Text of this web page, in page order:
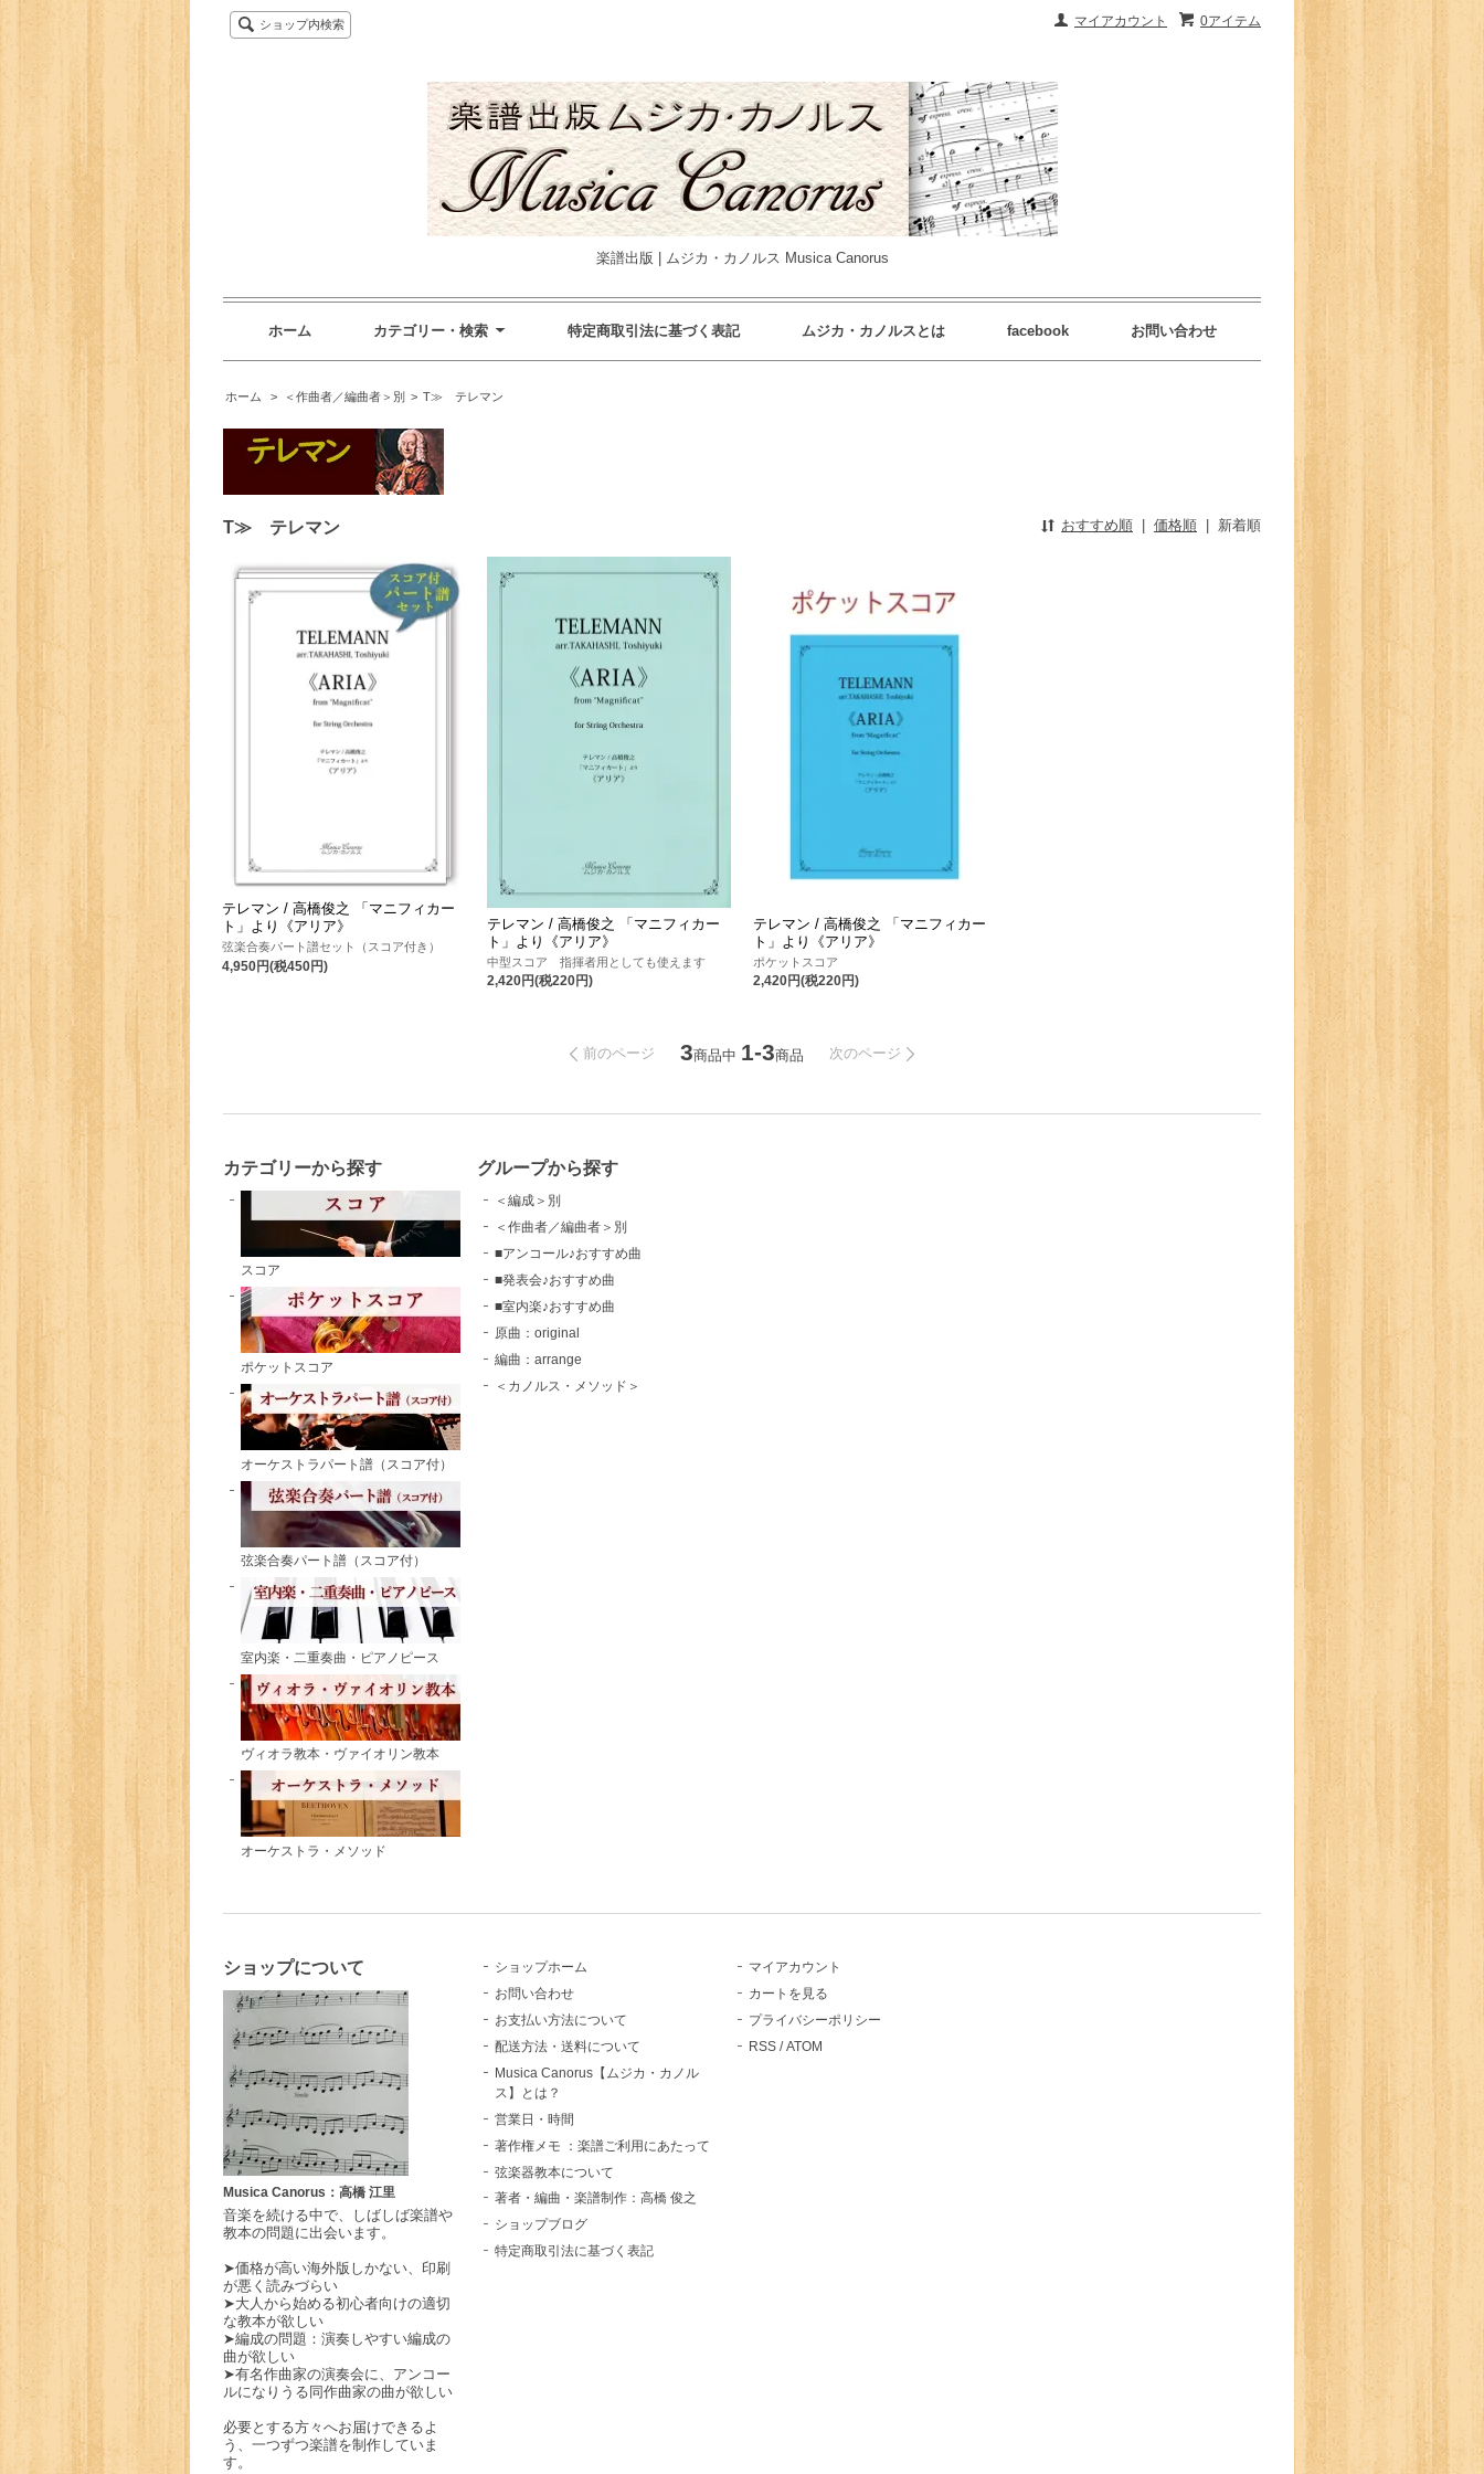
0アイテム
マイアカウント
ショップ内検索
楽譜出版 | ムジカ・カノルス Musica Canorus
ホーム カテゴリー・検索 特定商取引法に基づく表記 ムジカ・カノルスとは facebook お問い合わせ
ホーム > ＜作曲者／編曲者＞別 > T≫ テレマン
T≫ テレマン おすすめ順 | 価格順 | 新着順
テレマン / 高橋俊之 「マニフィカー
ト」より《アリア》
弦楽合奏パート譜セット（スコア付き）
4,950円(税450円)
テレマン / 高橋俊之 「マニフィカー
ト」より《アリア》
中型スコア 指揮者用としても使えます
2,420円(税220円)
テレマン / 高橋俊之 「マニフィカー
ト」より《アリア》
ポケットスコア
2,420円(税220円)
前のページ 3商品中 1-3商品 次のページ
カテゴリーから探す
スコア
ポケットスコア
オーケストラパート譜（スコア付）
弦楽合奏パート譜（スコア付）
室内楽・二重奏曲・ピアノピース
ヴィオラ教本・ヴァイオリン教本
オーケストラ・メソッド
グループから探す
＜編成＞別
＜作曲者／編曲者＞別
■アンコール♪おすすめ曲
■発表会♪おすすめ曲
■室内楽♪おすすめ曲
原曲：original
編曲：arrange
＜カノルス・メソッド＞
ショップについて
Musica Canorus：高橋 江里
音楽を続ける中で、しばしば楽譜や
教本の問題に出会います。
➤価格が高い海外版しかない、印刷
が悪く読みづらい
➤大人から始める初心者向けの適切
な教本が欲しい
➤編成の問題：演奏しやすい編成の
曲が欲しい
➤有名作曲家の演奏会に、アンコー
ルになりうる同作曲家の曲が欲しい
必要とする方々へお届けできるよ
う、一つずつ楽譜を制作していま
す。
ショップホーム
お問い合わせ
お支払い方法について
配送方法・送料について
Musica Canorus【ムジカ・カノル
ス】とは？
営業日・時間
著作権メモ ：楽譜ご利用にあたって
弦楽器教本について
著者・編曲・楽譜制作：高橋 俊之
ショップブログ
特定商取引法に基づく表記
マイアカウント
カートを見る
プライバシーポリシー
RSS /ATOM